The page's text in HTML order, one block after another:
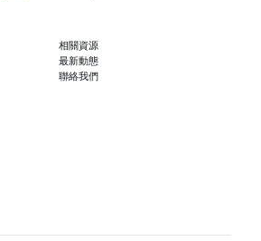
相關資源
最新動態
聯絡我們